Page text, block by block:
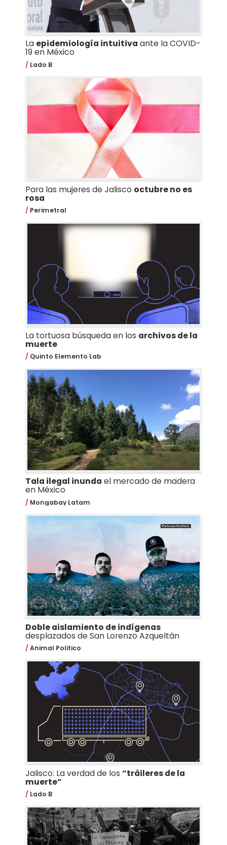
La epidemiología intuitiva ante la COVID-
19 en México
Lado B
Para las mujeres de Jalisco octubre no es
rosa
Perimetral
La tortuosa búsqueda en los archivos de la
muerte
Quinto Elemento Lab
Tala ilegal inunda el mercado de madera
en México
Mongabay Latam
Doble aislamiento de indígenas
desplazados de San Lorenzo Azqueltán
Animal Politico
Jalisco: La verdad de los “tráileres de la
muerte”
Lado B